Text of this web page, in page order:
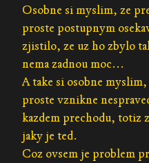
Osobne si myslim, ze
proste postupnym
zjistilo, ze uz ho zbylo
nema zadnou moc...
A take si osobne
proste vznikne
kazdem prechodu, totiz
jaky je ted.
Coz ovsem je problem